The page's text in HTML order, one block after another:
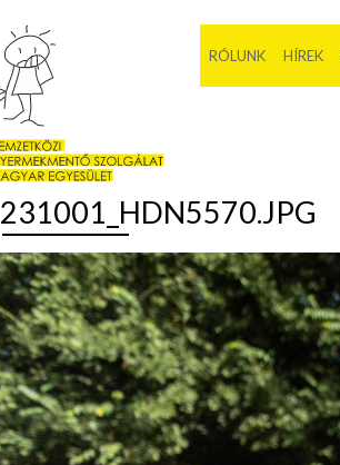
RÓLUNK HÍREK
231001_HDN5570.JPG